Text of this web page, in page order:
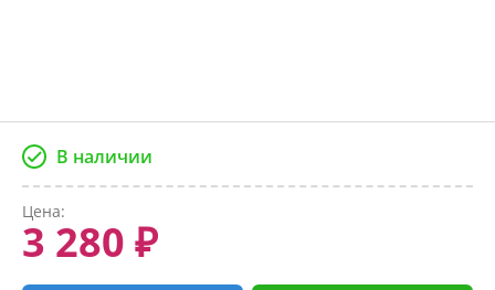
В наличии
Цена:
3 280 ₽